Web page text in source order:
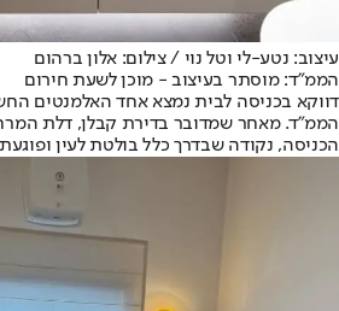
עיצוב: נטע-לי וטל נוי / צילום: אלון ברהום
הממ״ד: מוסתר בעיצוב - מוכן לשעת חירום
דווקא בכניסה לבית נמצא אחד האלמנטים
הממ״ד. מאחר שמדובר בדירת קבלן, דלת
הכניסה, נקודה שבדרך כלל בולטת לעין